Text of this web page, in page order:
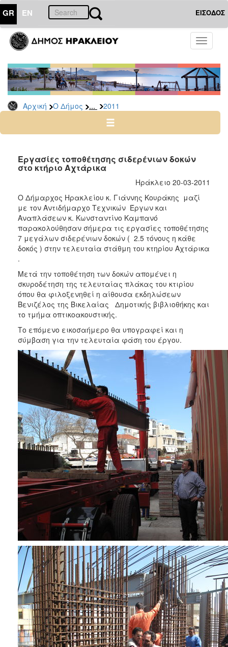
GR EN ΕΙΣΟΔΟΣ
Toggle
Αρχική Ο Δήμος ... 2011
ΔΗΜΟΣ
Δελτία
Τύπου
Αρχείο
2026
2024
2022
2020
2019
2018
2017
2015
2013
2012
2011
2010
2006
ΠΟΛΙΤΙΣΜΟΣ
ΠΟΛΗ
Εργασίες τοποθέτησης σιδερένιων δοκών
στο κτήριο Αχτάρικα
Ηράκλειο 20-03-2011
Ο Δήμαρχος Ηρακλείου κ. Γιάννης Κουράκης μαζί
με τον Αντιδήμαρχο Τεχνικών Έργων και
Αναπλάσεων κ. Κωνσταντίνο Καμπανό
παρακολούθησαν σήμερα τις εργασίες τοποθέτησης
7 μεγάλων σιδερένιων δοκών ( 2.5 τόνους η κάθε
δοκός ) στην τελευταία στάθμη του κτηρίου Αχτάρικα
.
Μετά την τοποθέτηση των δοκών απομένει η
σκυροδέτηση της τελευταίας πλάκας του κτιρίου
όπου θα φιλοξενηθεί η αίθουσα εκδηλώσεων
Βενιζέλος της Βικελαίας Δημοτικής βιβλιοθήκης και
το τμήμα οπτικοακουστικής.
Το επόμενο εικοσαήμερο θα υπογραφεί και η
σύμβαση για την τελευταία φάση του έργου.